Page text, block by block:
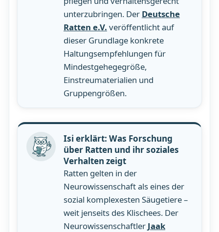
unterzubringen. Der Deutsche
Ratten e.V. veröffentlicht auf
dieser Grundlage konkrete
Haltungsempfehlungen für
Mindestgehegegröße,
Einstreumaterialien und
Gruppengrößen.
Isi erklärt: Was Forschung
über Ratten und ihr soziales
Verhalten zeigt
Ratten gelten in der
Neurowissenschaft als eines der
sozial komplexesten Säugetiere –
weit jenseits des Klischees. Der
Neurowissenschaftler Jaak